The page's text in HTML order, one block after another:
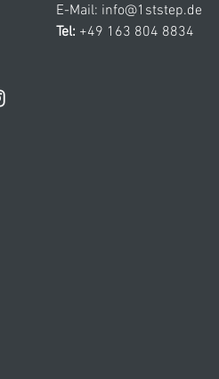
E-Mail: info@1ststep.de
Tel: +49 163 804 8834